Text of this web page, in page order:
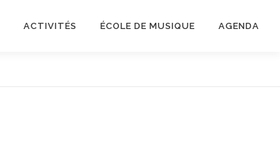
ACTIVITÉS ÉCOLE DE MUSIQUE AGENDA